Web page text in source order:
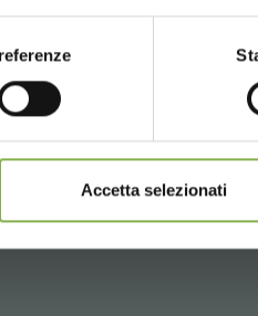
Accetta selezionati
продуктов для
ЗАРЕГИСТРИРОВАТЬСЯ